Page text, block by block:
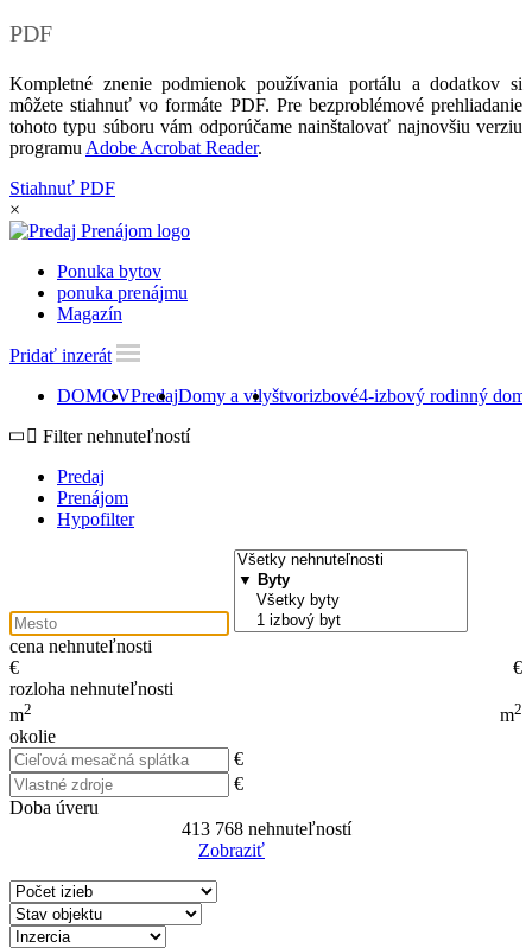
PDF
Kompletné znenie podmienok používania portálu a dodatkov si
môžete stiahnuť vo formáte PDF. Pre bezproblémové prehliadanie
tohoto typu súboru vám odporúčame nainštalovať najnovšiu verziu
programu Adobe Acrobat Reader.
Stiahnuť PDF
×
Ponuka bytov
ponuka prenájmu
Magazín
Pridať inzerát
DOMOVPredajDomy a vilyštvorizbové4-izbový rodinný dom
Filter nehnuteľností
Predaj
Prenájom
Hypofilter
cena nehnuteľnosti
€
€
rozloha nehnuteľnosti
m2 m2
okolie
€
€
Doba úveru
413 768nehnuteľností
Zobraziť